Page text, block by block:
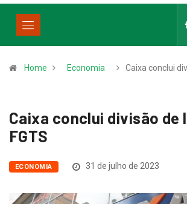
Home Economia Caixa conclui
Caixa conclui divisão de
FGTS
ECONOMIA 31 de julho de 2023